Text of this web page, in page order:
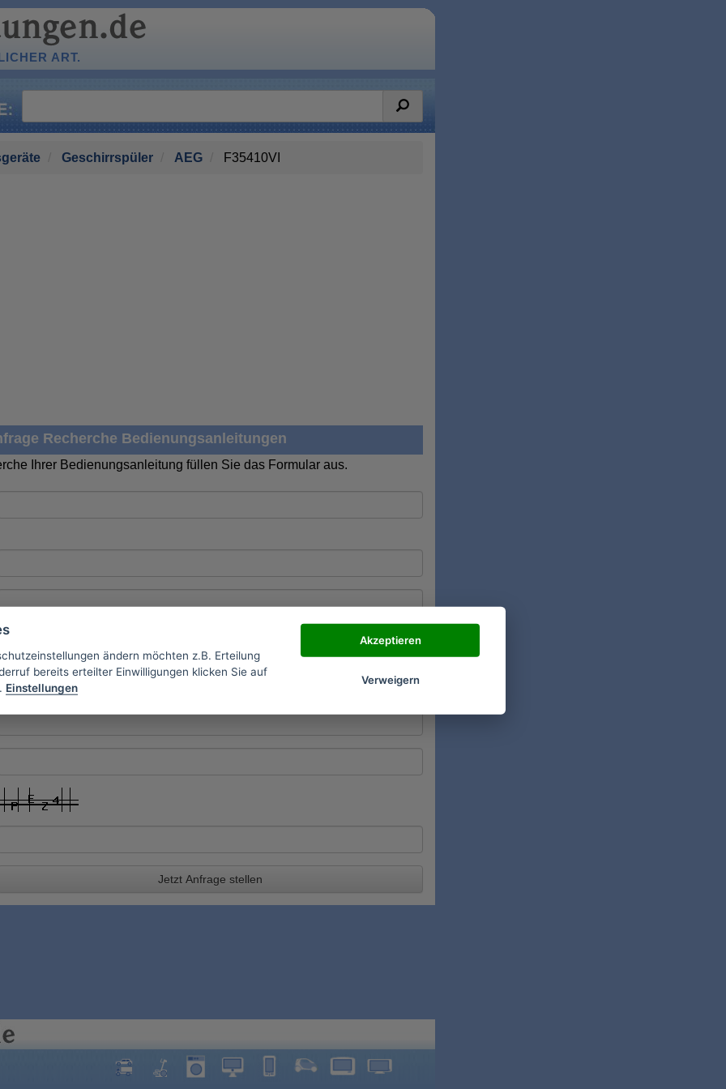
ART.
Geschirrspüler AEG F35410VI
Recherche Bedienungsanleitungen
Ihrer Bedienungsanleitung füllen Sie das Formular aus.
Jetzt Anfrage stellen
ändern möchten z.B. Erteilung
bereits erteilter Einwilligungen klicken Sie auf
Einstellungen
Akzeptieren
Verweigern